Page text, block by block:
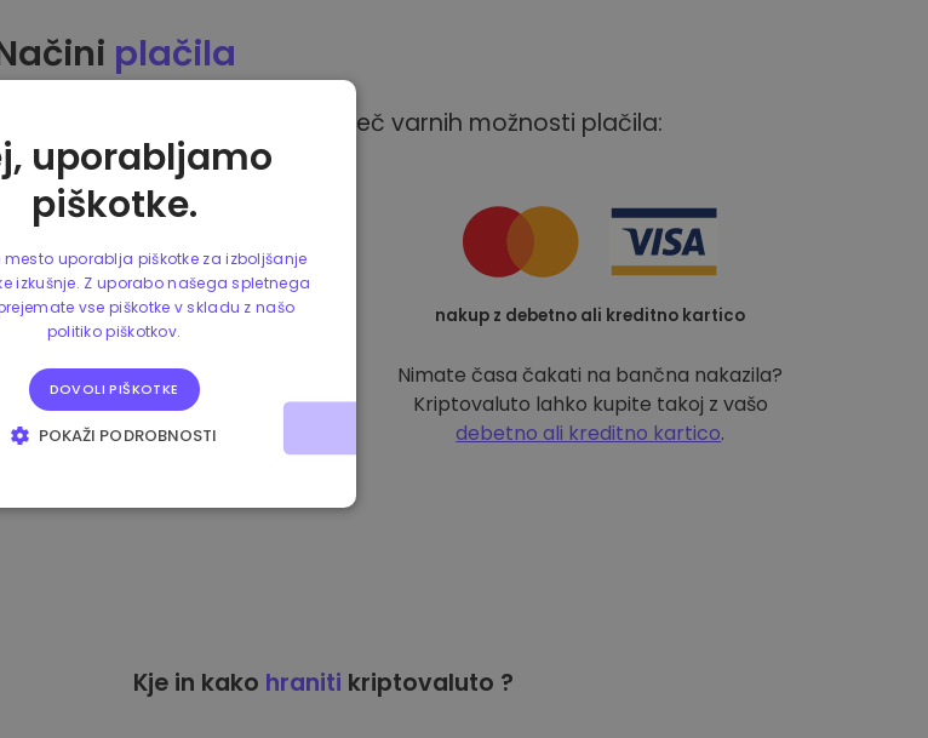
plačila
Kriptomat imate na voljo več varnih možnosti plačila:
nakup z debetno ali kreditno kartico
Nimate časa čakati na bančna nakazila?
Kriptovaluto lahko kupite takoj z vašo
debetno ali kreditno kartico.
Kje in kako hraniti kriptovaluto ?
uporabljamo
piškotke.
mesto uporablja piškotke za izboljšanje
izkušnje. Z uporabo našega spletnega
vse piškotke v skladu z našo
politiko piškotkov.
DOVOLI PIŠKOTKE
POKAŽI PODROBNOSTI